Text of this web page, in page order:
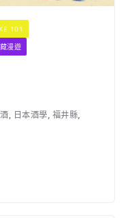
101
漫遊
, 日本酒學, 福井縣,